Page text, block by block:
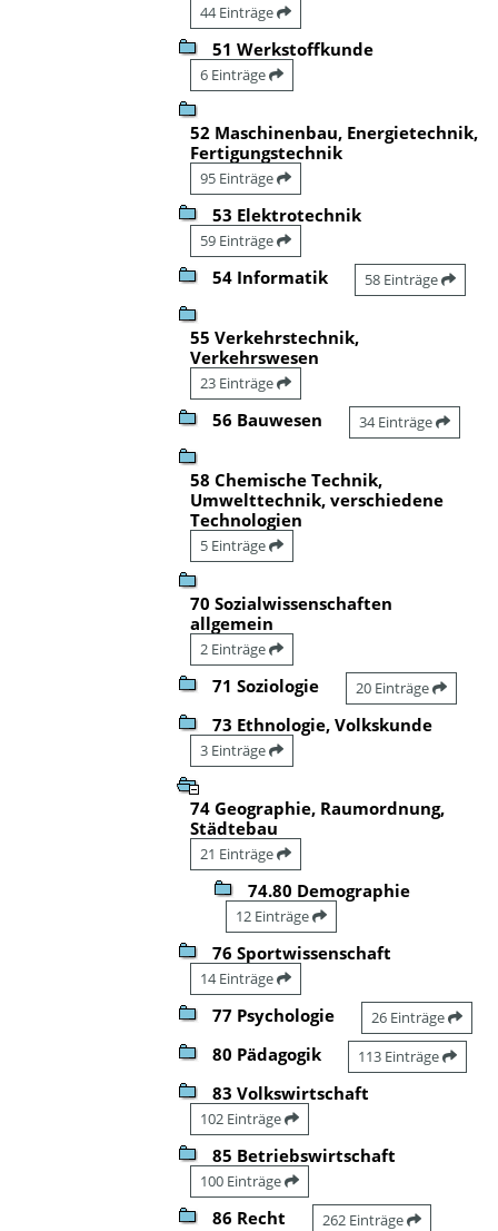
44 Einträge
51 Werkstoffkunde
6 Einträge
52 Maschinenbau, Energietechnik,
Fertigungstechnik
95 Einträge
53 Elektrotechnik
59 Einträge
54 Informatik 58 Einträge
55 Verkehrstechnik,
Verkehrswesen
23 Einträge
56 Bauwesen 34 Einträge
58 Chemische Technik,
Umwelttechnik, verschiedene
Technologien
5 Einträge
70 Sozialwissenschaften
allgemein
2 Einträge
71 Soziologie 20 Einträge
73 Ethnologie, Volkskunde
3 Einträge
74 Geographie, Raumordnung,
Städtebau
21 Einträge
74.80 Demographie
12 Einträge
76 Sportwissenschaft
14 Einträge
77 Psychologie 26 Einträge
80 Pädagogik 113 Einträge
83 Volkswirtschaft
102 Einträge
85 Betriebswirtschaft
100 Einträge
86 Recht 262 Einträge